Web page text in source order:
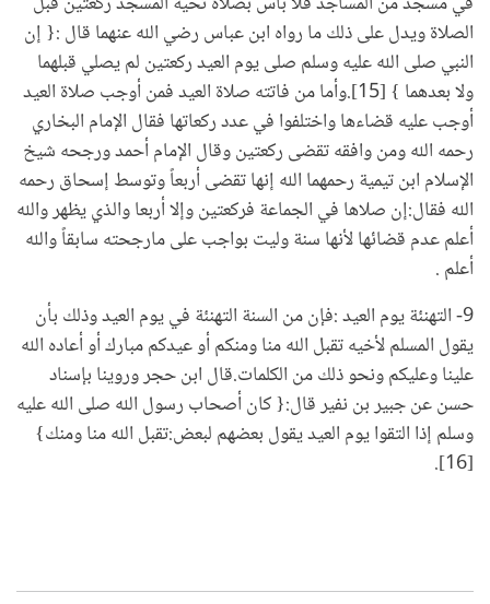
الصلاة ويدل على ذلك ما رواه ابن عباس رضي الله عنهما قال :{ إن
النبي صلى الله عليه وسلم صلى يوم العيد ركعتين لم يصلي قبلهما
ولا بعدهما } [15].وأما من فاتته صلاة العيد فمن أوجب صلاة العيد
أوجب عليه قضاءها واختلفوا في عدد ركعاتها فقال الإمام البخاري
رحمه الله ومن وافقه تقضى ركعتين وقال الإمام أحمد ورجحه شيخ
الإسلام ابن تيمية رحمهما الله إنها تقضى أربعاً وتوسط إسحاق رحمه
الله فقال:إن صلاها في الجماعة فركعتين وإلا أربعا والذي يظهر والله
أعلم عدم قضائها لأنها سنة وليت بواجب على مارجحته سابقاً والله
أعلم .
9- التهنئة يوم العيد :فإن من السنة التهنئة في يوم العيد وذلك بأن
يقول المسلم لأخيه تقبل الله منا ومنكم أو عيدكم مبارك أو أعاده الله
علينا وعليكم ونحو ذلك من الكلمات.قال ابن حجر وروينا بإسناد
حسن عن جبير بن نفير قال:{ كان أصحاب رسول الله صلى الله عليه
وسلم إذا التقوا يوم العيد يقول بعضهم لبعض:تقبل الله منا ومنك}
[16].